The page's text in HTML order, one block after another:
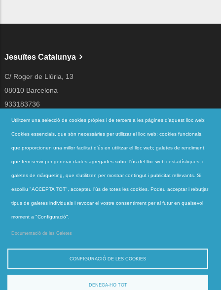
Jesuïtes Catalunya
C/ Roger de Llúria, 13
08010 Barcelona
933183736
jesuites@jesuites.net
Segueix-nos a
QUI SOM
QUÈ FEM
Utilitzem una selecció de cookies pròpies i de tercers a les pàgines d'aquest lloc web:
Cookies essencials, que són necessàries per utilitzar el lloc web; cookies funcionals,
que proporcionen una millor facilitat d'ús en utilitzar el lloc web; galetes de rendiment,
que fem servir per generar dades agregades sobre l'ús del lloc web i estadístiques; i
galetes de màrqueting, que s'utilitzen per mostrar contingut i publicitat rellevants. Si
escolliu "ACCEPTA TOT", accepteu l'ús de totes les cookies. Podeu acceptar i rebutjar
tipus de galetes individuals i revocar el vostre consentiment per al futur en qualsevol
moment a "Configuració".
Documentació de les Galetes
CONFIGURACIÓ DE LES COOKIES
DENEGA-HO TOT